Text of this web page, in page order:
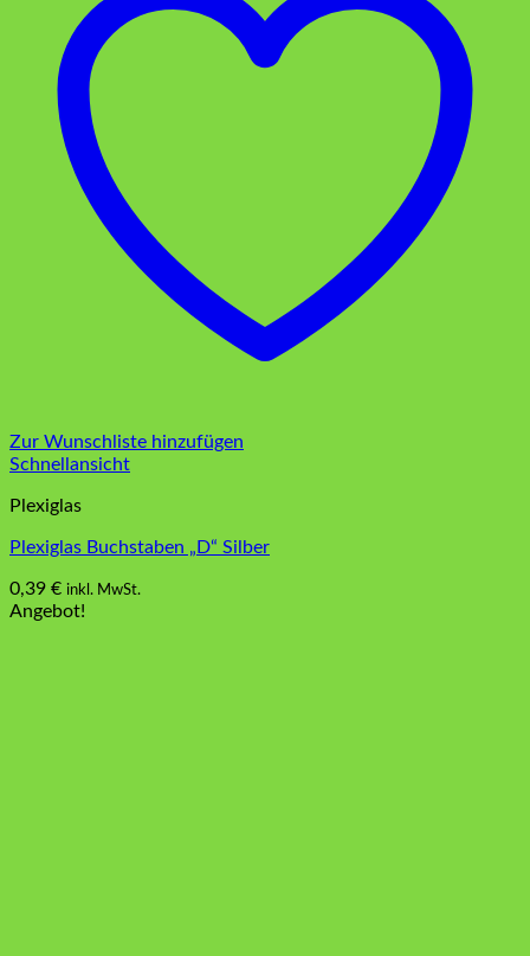
Zur Wunschliste hinzufügen
Schnellansicht
Plexiglas
Plexiglas Buchstaben „D“ Silber
0,39 € inkl. MwSt.
Angebot!